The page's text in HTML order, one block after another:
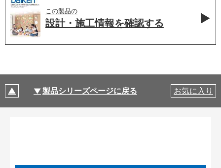
この製品の
設計・施工情報を確認する
製品シリーズページに戻る お気に入り